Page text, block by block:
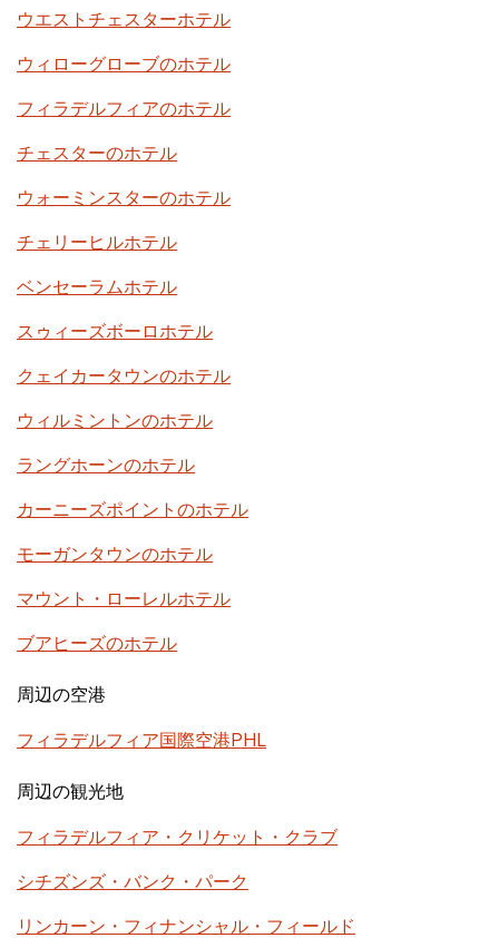
ウエストチェスターホテル
ウィローグローブのホテル
フィラデルフィアのホテル
チェスターのホテル
ウォーミンスターのホテル
チェリーヒルホテル
ベンセーラムホテル
スゥィーズボーロホテル
クェイカータウンのホテル
ウィルミントンのホテル
ラングホーンのホテル
カーニーズポイントのホテル
モーガンタウンのホテル
マウント・ローレルホテル
ブアヒーズのホテル
周辺の空港
フィラデルフィア国際空港PHL
周辺の観光地
フィラデルフィア・クリケット・クラブ
シチズンズ・バンク・パーク
リンカーン・フィナンシャル・フィールド